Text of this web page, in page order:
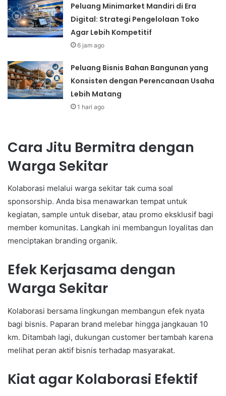
Peluang Minimarket Mandiri di Era
Digital: Strategi Pengelolaan Toko
Agar Lebih Kompetitif
6 jam ago
Peluang Bisnis Bahan Bangunan yang
Konsisten dengan Perencanaan Usaha
Lebih Matang
1 hari ago
Cara Jitu Bermitra dengan
Warga Sekitar
Kolaborasi melalui warga sekitar tak cuma soal
sponsorship. Anda bisa menawarkan tempat untuk
kegiatan, sample untuk disebar, atau promo eksklusif bagi
member komunitas. Langkah ini membangun loyalitas dan
menciptakan branding organik.
Efek Kerjasama dengan
Warga Sekitar
Kolaborasi bersama lingkungan membangun efek nyata
bagi bisnis. Paparan brand melebar hingga jangkauan 10
km. Ditambah lagi, dukungan customer bertambah karena
melihat peran aktif bisnis terhadap masyarakat.
Kiat agar Kolaborasi Efektif